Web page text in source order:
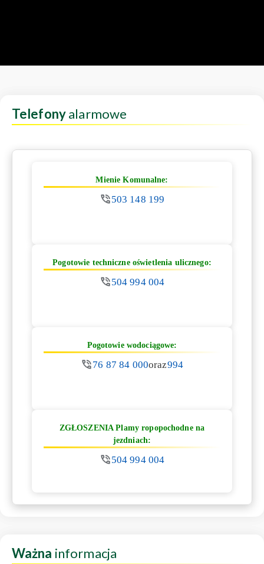
Telefonyalarmowe
Mienie Komunalne:
503 148 199
Pogotowie techniczne oświetlenia ulicznego:
504 994 004
Pogotowie wodociągowe:
76 87 84 000oraz994
ZGŁOSZENIA Plamy ropopochodne na
jezdniach:
504 994 004
Ważna informacja